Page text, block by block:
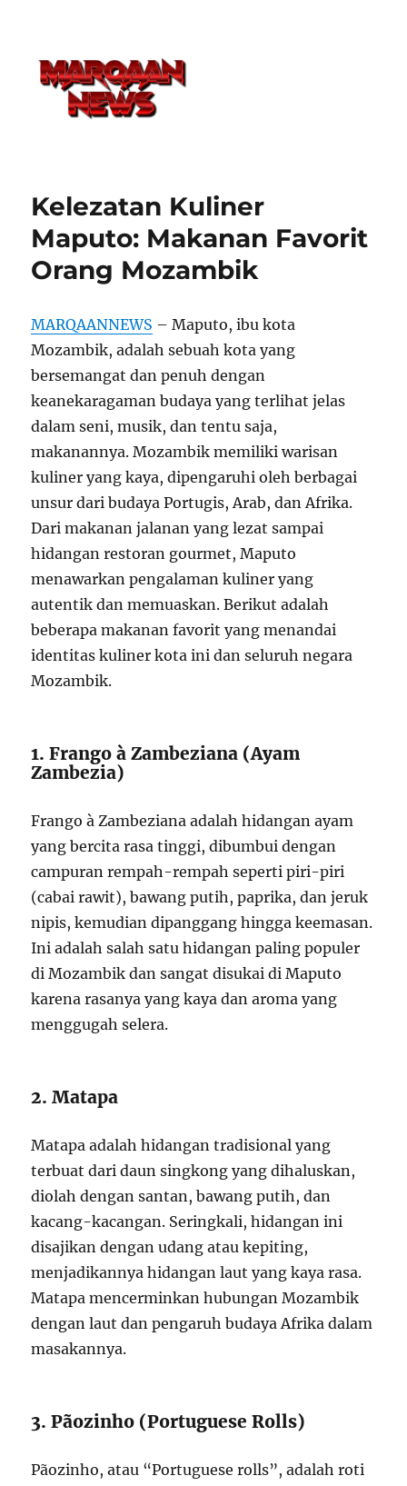
Kelezatan Kuliner
Maputo: Makanan Favorit
Orang Mozambik
MARQAANNEWS – Maputo, ibu kota
Mozambik, adalah sebuah kota yang
bersemangat dan penuh dengan
keanekaragaman budaya yang terlihat jelas
dalam seni, musik, dan tentu saja,
makanannya. Mozambik memiliki warisan
kuliner yang kaya, dipengaruhi oleh berbagai
unsur dari budaya Portugis, Arab, dan Afrika.
Dari makanan jalanan yang lezat sampai
hidangan restoran gourmet, Maputo
menawarkan pengalaman kuliner yang
autentik dan memuaskan. Berikut adalah
beberapa makanan favorit yang menandai
identitas kuliner kota ini dan seluruh negara
Mozambik.
1. Frango à Zambeziana (Ayam
Zambezia)
Frango à Zambeziana adalah hidangan ayam
yang bercita rasa tinggi, dibumbui dengan
campuran rempah-rempah seperti piri-piri
(cabai rawit), bawang putih, paprika, dan jeruk
nipis, kemudian dipanggang hingga keemasan.
Ini adalah salah satu hidangan paling populer
di Mozambik dan sangat disukai di Maputo
karena rasanya yang kaya dan aroma yang
menggugah selera.
2. Matapa
Matapa adalah hidangan tradisional yang
terbuat dari daun singkong yang dihaluskan,
diolah dengan santan, bawang putih, dan
kacang-kacangan. Seringkali, hidangan ini
disajikan dengan udang atau kepiting,
menjadikannya hidangan laut yang kaya rasa.
Matapa mencerminkan hubungan Mozambik
dengan laut dan pengaruh budaya Afrika dalam
masakannya.
3. Pãozinho (Portuguese Rolls)
Pãozinho, atau “Portuguese rolls”, adalah roti